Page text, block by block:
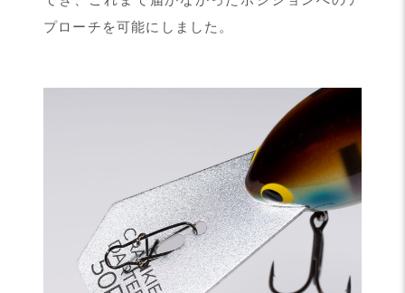
プローチを可能にしました。